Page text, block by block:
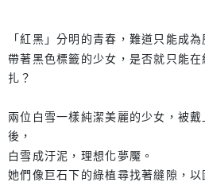
「紅黑」分明的青春，難道只能成
帶著黑色標籤的少女，是否就只能
扎？
兩位白雪一樣純潔美麗的少女，被
後，
白雪成汙泥，理想化夢魘。
她們像巨石下的綠植尋找著縫隙，以